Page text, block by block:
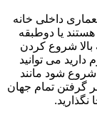
داخلی خانه
یا دوطبقه
شروع کردن
می توانید
شروع شود مانند
گرفتن تمام جهان